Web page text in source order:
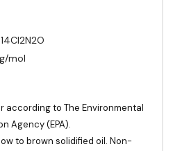
调节激酶通
mol
according to The Environmental
Agency (EPA).
to brown solidified oil. Non-